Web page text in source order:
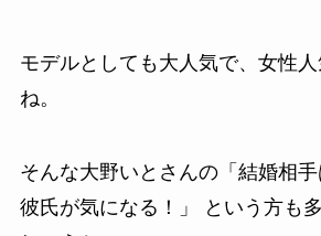
モデルとしても大人気で、女性
ね。
そんな大野いとさんの「結婚相
彼氏が気になる！」 という方も